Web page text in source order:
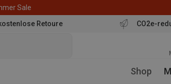
Sale
Retoure CO2e-
Shop